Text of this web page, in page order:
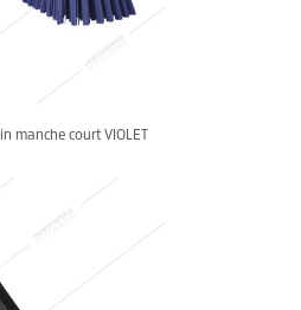
manche court VIOLET